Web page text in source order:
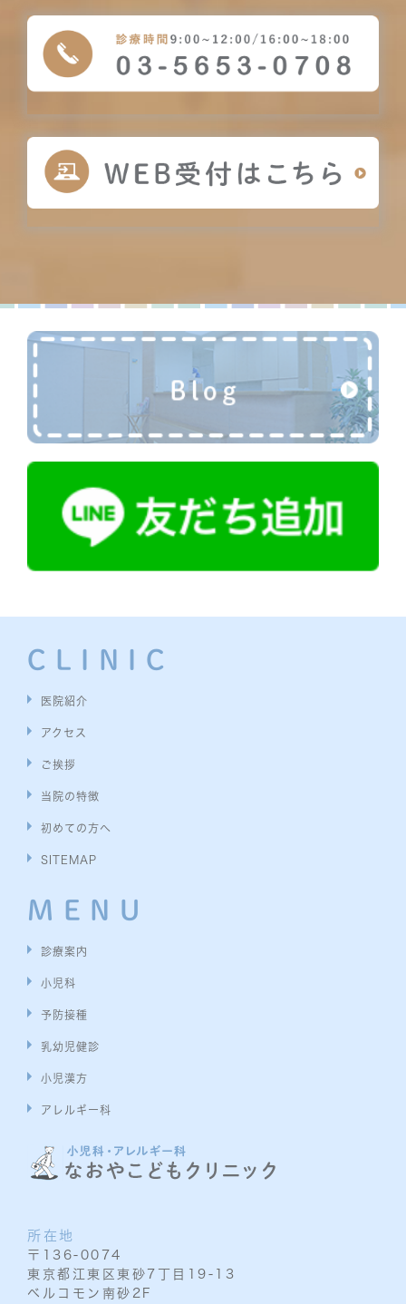
CLINIC
医院紹介
アクセス
ご挨拶
当院の特徴
初めての方へ
SITEMAP
MENU
診療案内
小児科
予防接種
乳幼児健診
小児漢方
アレルギー科
所在地
〒136-0074
東京都江東区東砂7丁目19-13
ベルコモン南砂2F